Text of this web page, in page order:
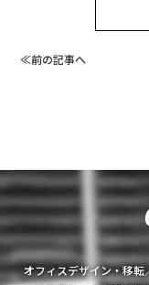
≪前の記事へ
オフィスデザイン・移